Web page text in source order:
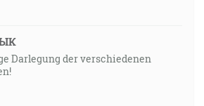
Darlegung der verschiedenen